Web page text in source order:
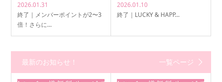
2026.01.31
終了｜メンバーポイントが2〜3
倍！さらに…
2026.01.10
終了｜LUCKY & HAPP…
最新のお知らせ！ 一覧ページ